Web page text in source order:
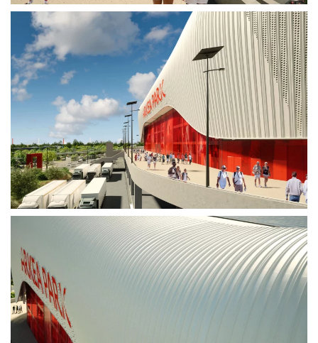
Voir plus